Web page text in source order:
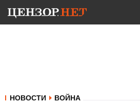
НОВОСТИ ВОЙНА